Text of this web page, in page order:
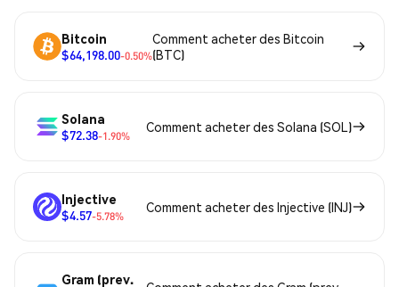
Bitcoin
$64,198.00-0.50%
Comment acheter des Bitcoin
(BTC)
Solana
$72.38-1.90%
Comment acheter des Solana (SOL)
Injective
$4.57-5.78%
Comment acheter des Injective (INJ)
Gram (prev.